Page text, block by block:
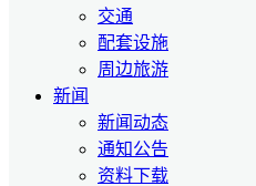
交通
配套设施
周边旅游
新闻
新闻动态
通知公告
资料下载